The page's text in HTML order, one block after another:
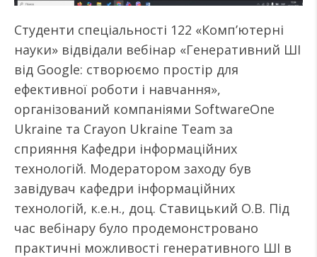
Студенти спеціальності 122 «Комп’ютерні
науки» відвідали вебінар «Генеративний ШІ
від Google: створюємо простір для
ефективної роботи і навчання»,
організований компаніями SoftwareOne
Ukraine та Crayon Ukraine Team за
сприяння Кафедри інформаційних
технологій. Модератором заходу був
завідувач кафедри інформаційних
технологій, к.е.н., доц. Ставицький О.В. Під
час вебінару було продемонстровано
практичні можливості генеративного ШІ в